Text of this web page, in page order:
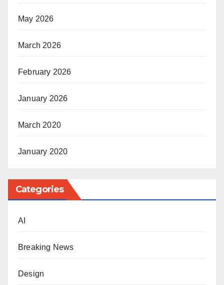
May 2026
March 2026
February 2026
January 2026
March 2020
January 2020
Categories
AI
Breaking News
Design